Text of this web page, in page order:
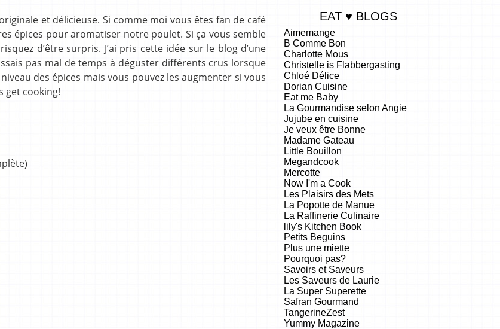
et délicieuse. Si comme moi vous êtes fan de café
épices pour aromatiser notre poulet. Si ça vous semble
d’être surpris. J’ai pris cette idée sur le blog d’une
pas mal de temps à déguster différents crus lorsque
des épices mais vous pouvez les augmenter si vous
get cooking!
EAT ♥ BLOGS
Aimemange
B Comme Bon
Charlotte Mous
Christelle is Flabbergasting
Chloé Délice
Dorian Cuisine
Eat me Baby
La Gourmandise selon Angie
Jujube en cuisine
Je veux être Bonne
Madame Gateau
Little Bouillon
Megandcook
Mercotte
Now I'm a Cook
Les Plaisirs des Mets
La Popotte de Manue
La Raffinerie Culinaire
lily's Kitchen Book
Petits Beguins
Plus une miette
Pourquoi pas?
Savoirs et Saveurs
Les Saveurs de Laurie
La Super Superette
Safran Gourmand
TangerineZest
Yummy Magazine